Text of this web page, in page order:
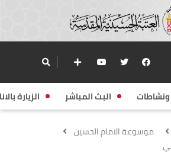
ونشاطات البث المباشر الزيارة
موسوعة الامام الحسين